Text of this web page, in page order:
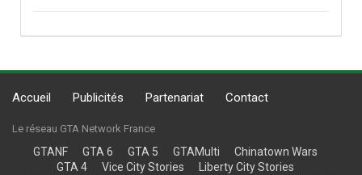
Accueil Publicités Partenariat Contact
Le réseau GTA Network France
GTANF GTA 6 GTA 5 GTAMulti
Chinatown Wars
GTA 4
Vice City Stories
Liberty City Stories